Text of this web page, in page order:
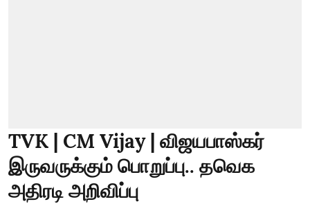
TVK | CM Vijay | விஜயபாஸ்கர்
இருவருக்கும் பொறுப்பு.. தவெக
அதிரடி அறிவிப்பு